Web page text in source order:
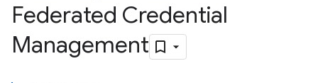
Federated Credential
Management